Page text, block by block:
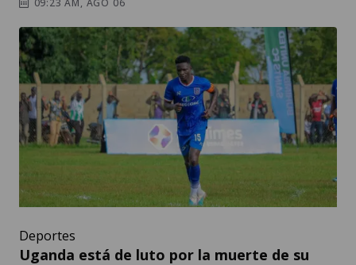
09:23 AM, AGO 06
Deportes
Uganda está de luto por la muerte de su